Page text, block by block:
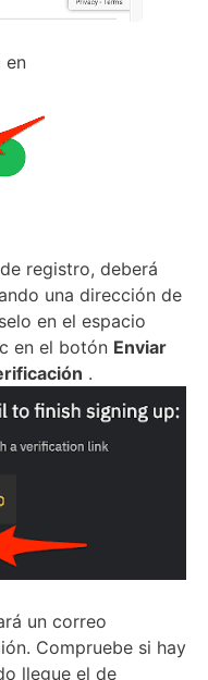
en
registro, deberá
una dirección de
en el espacio
en el botón Enviar
.
un correo
Compruebe si hay
llegue el de